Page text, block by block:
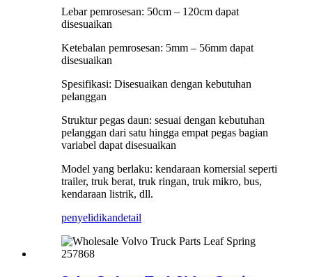
Lebar pemrosesan: 50cm – 120cm dapat
disesuaikan
Ketebalan pemrosesan: 5mm – 56mm dapat
disesuaikan
Spesifikasi: Disesuaikan dengan kebutuhan
pelanggan
Struktur pegas daun: sesuai dengan kebutuhan
pelanggan dari satu hingga empat pegas bagian
variabel dapat disesuaikan
Model yang berlaku: kendaraan komersial seperti
trailer, truk berat, truk ringan, truk mikro, bus,
kendaraan listrik, dll.
penyelidikandetail